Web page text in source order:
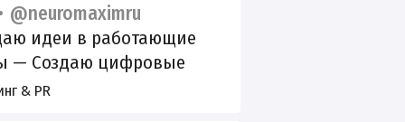
@neuromaximru
идеи в работающие
— Создаю цифровые
с ИИ — Выстраиваю
& PR